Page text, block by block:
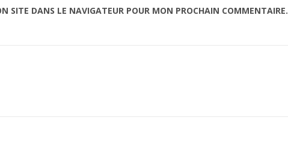
SITE DANS LE NAVIGATEUR POUR MON PROCHAIN COMMENTAIRE.